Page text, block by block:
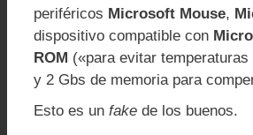
periféricos Microsoft Mouse,
dispositivo compatible con
ROM («para evitar
y 2 Gbs de memoria para
Esto es un fake de los buenos.